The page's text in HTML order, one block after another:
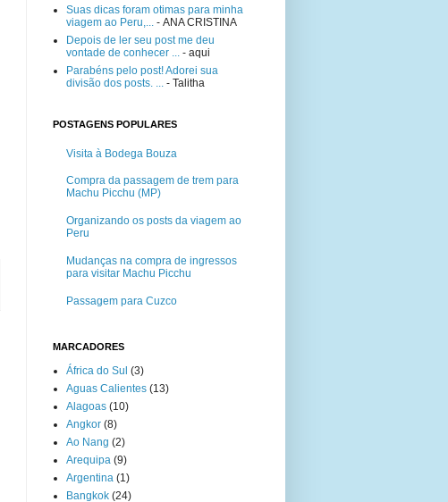
Suas dicas foram otimas para minha
viagem ao Peru,... - ANA CRISTINA
Depois de ler seu post me deu
vontade de conhecer ... - aqui
Parabéns pelo post! Adorei sua
divisão dos posts. ... - Talitha
POSTAGENS POPULARES
Visita à Bodega Bouza
Compra da passagem de trem para
Machu Picchu (MP)
Organizando os posts da viagem ao
Peru
Mudanças na compra de ingressos
para visitar Machu Picchu
Passagem para Cuzco
MARCADORES
África do Sul (3)
Aguas Calientes (13)
Alagoas (10)
Angkor (8)
Ao Nang (2)
Arequipa (9)
Argentina (1)
Bangkok (24)